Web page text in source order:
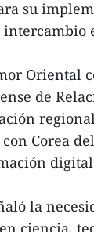
su
intercambio
Oriental
de
Corea
la
ciencia,